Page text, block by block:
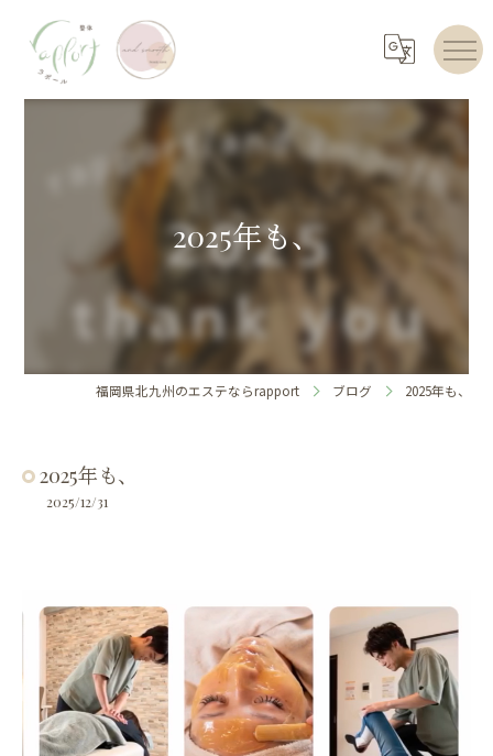
2025年も、
福岡県北九州のエステならrapport ブログ 2025年も、
2025年も、
2025/12/31